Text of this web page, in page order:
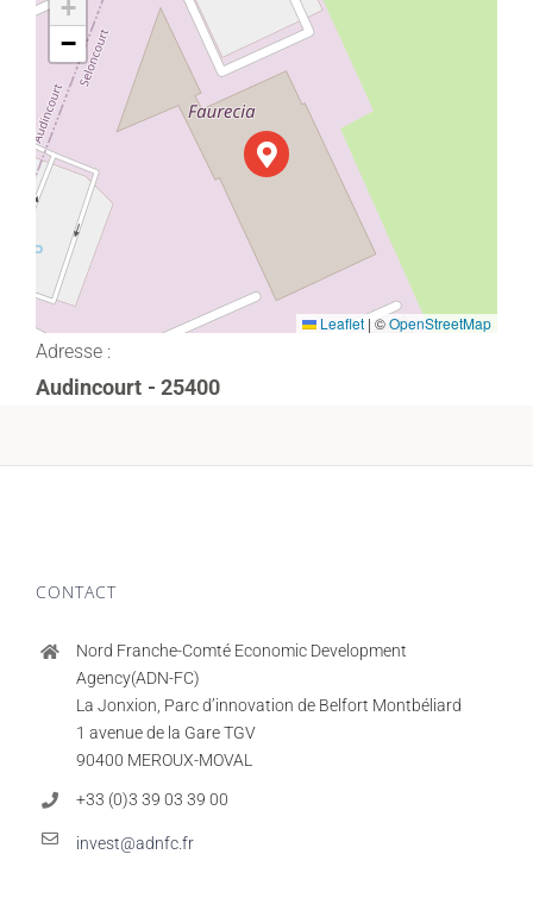
+
−
Leaflet | ©OpenStreetMap
Adresse :
Audincourt - 25400
CONTACT
Nord Franche-Comté Economic Development
Agency(ADN-FC)
La Jonxion, Parc d’innovation de Belfort Montbéliard
1 avenue de la Gare TGV
90400 MEROUX-MOVAL
+33 (0)3 39 03 39 00
invest@adnfc.fr